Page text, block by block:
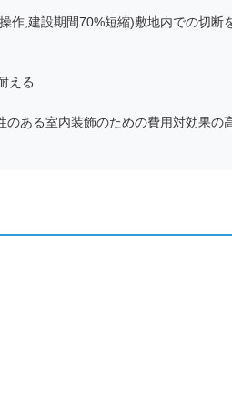
作,建設期間70%短縮)敷地内での切断
える
ある室内装飾のための費用対効果の